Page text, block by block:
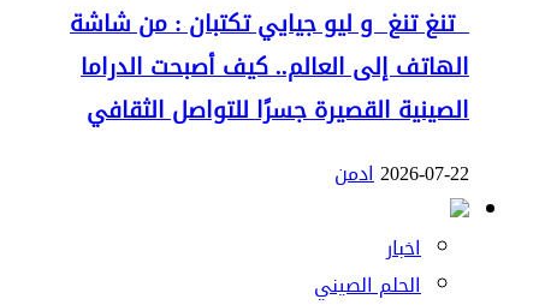
تنغ تنغ و ليو جيايي تكتبان : من شاشة
الهاتف إلى العالم.. كيف أصبحت الدراما
الصينية القصيرة جسرًا للتواصل الثقافي
2026-07-22ادمن
اخبار
الحلم الصيني